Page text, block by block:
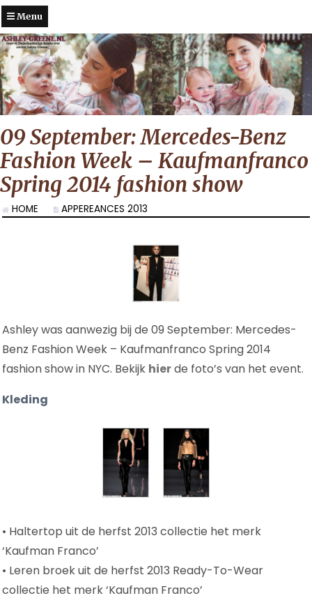
Menu
09 September: Mercedes-Benz
Fashion Week – Kaufmanfranco
Spring 2014 fashion show
HOME APPEREANCES 2013
Ashley was aanwezig bij de 09 September: Mercedes-
Benz Fashion Week – Kaufmanfranco Spring 2014
fashion show in NYC. Bekijk hierde foto’s van het event.
Kleding
• Haltertop uit de herfst 2013 collectie het merk
‘Kaufman Franco’
• Leren broek uit de herfst 2013 Ready-To-Wear
collectie het merk ‘Kaufman Franco’